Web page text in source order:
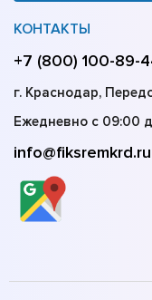
КОНТАКТЫ
+7 (800) 100-89-
г. Краснодар,
Ежедневно с 09:00
info@fiksremkrd.ru